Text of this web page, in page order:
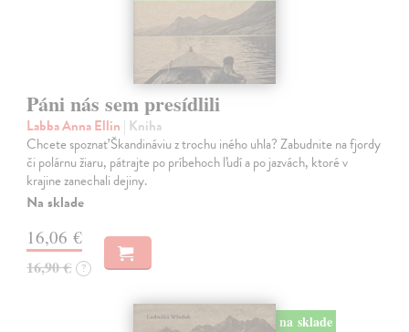
Páni nás sem presídlili
Labba Anna Ellin | Kniha
Chcete spoznať Škandináviu z trochu iného uhla? Zabudnite na fjordy
či polárnu žiaru, pátrajte po príbehoch ľudí a po jazvách, ktoré v
krajine zanechali dejiny.
Na sklade
16,06 €
16,90 € ?
na sklade